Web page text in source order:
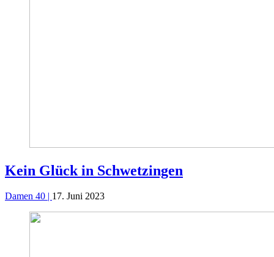
Kein Glück in Schwetzingen
Damen 40 | 17. Juni 2023